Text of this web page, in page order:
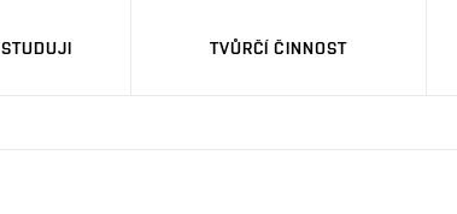
STUDUJI TVŮRČÍ ČINNOST